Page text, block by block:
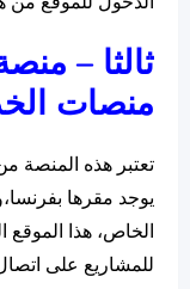
ثالثا –
منصات
تعتبر هذه المنصة
يوجد مقرها
الخاص، هذا
للمشاريع على